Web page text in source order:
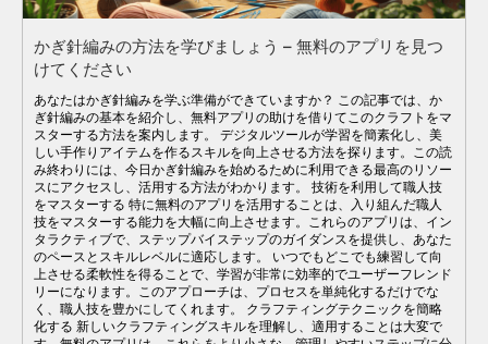
かぎ針編みの方法を学びましょう – 無料のアプリを見つ
けてください
あなたはかぎ針編みを学ぶ準備ができていますか？ この記事では、か
ぎ針編みの基本を紹介し、無料アプリの助けを借りてこのクラフトをマ
スターする方法を案内します。 デジタルツールが学習を簡素化し、美
しい手作りアイテムを作るスキルを向上させる方法を探ります。この読
み終わりには、今日かぎ針編みを始めるために利用できる最高のリソー
スにアクセスし、活用する方法がわかります。 技術を利用して職人技
をマスターする 特に無料のアプリを活用することは、入り組んだ職人
技をマスターする能力を大幅に向上させます。これらのアプリは、イン
タラクティブで、ステップバイステップのガイダンスを提供し、あなた
のペースとスキルレベルに適応します。 いつでもどこでも練習して向
上させる柔軟性を得ることで、学習が非常に効率的でユーザーフレンド
リーになります。このアプローチは、プロセスを単純化するだけでな
く、職人技を豊かにしてくれます。 クラフティングテクニックを簡略
化する 新しいクラフティングスキルを理解し、適用することは大変で